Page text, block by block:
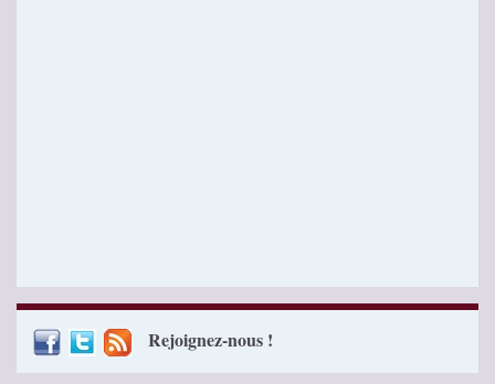
Rejoignez-nous !